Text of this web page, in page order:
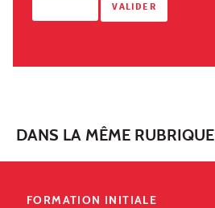
DANS LA MÊME RUBRIQUE
FORMATION INITIALE